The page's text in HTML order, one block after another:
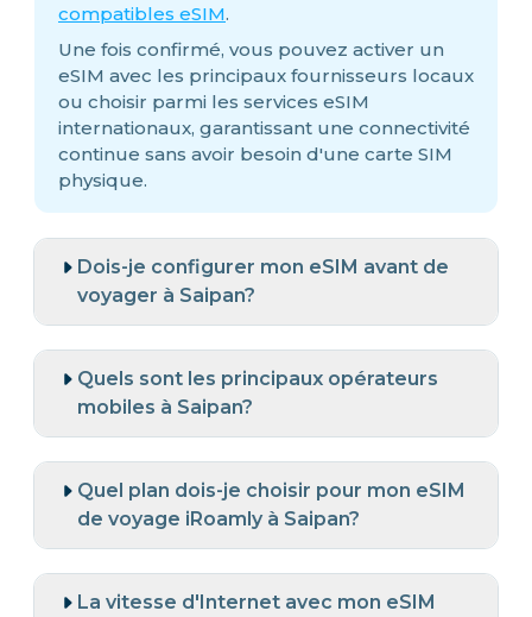
compatibles eSIM.
Une fois confirmé, vous pouvez activer un
eSIM avec les principaux fournisseurs locaux
ou choisir parmi les services eSIM
internationaux, garantissant une connectivité
continue sans avoir besoin d'une carte SIM
physique.
Dois-je configurer mon eSIM avant de
voyager à Saipan?
Quels sont les principaux opérateurs
mobiles à Saipan?
Quel plan dois-je choisir pour mon eSIM
de voyage iRoamly à Saipan?
La vitesse d'Internet avec mon eSIM